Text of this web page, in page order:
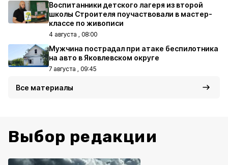
Воспитанники детского лагеря из второй
школы Строителя поучаствовали в мастер-
классе по живописи
4 августа , 08:00
Мужчина пострадал при атаке беспилотника
на авто в Яковлевском округе
7 августа , 09:45
Все материалы
Выбор редакции